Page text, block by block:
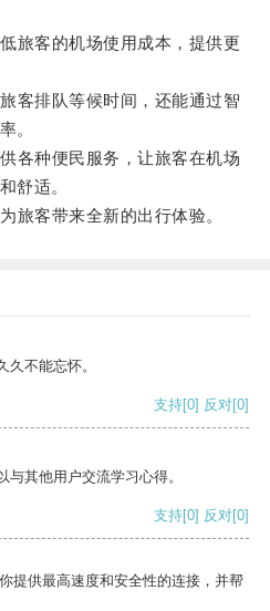
客的机场使用成本，提供更
排队等候时间，还能通过智
。
种便民服务，让旅客在机场
舒适。
客带来全新的出行体验。
不能忘怀。
支持[0] 反对[0]
其他用户交流学习心得。
支持[0] 反对[0]
提供最高速度和安全性的连接，并帮